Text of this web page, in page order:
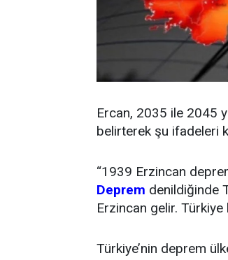
Ercan, 2035 ile 2045
belirterek şu ifadeleri
“1939 Erzincan
Deprem denildiğinde
Erzincan gelir.
Türkiye’nin deprem